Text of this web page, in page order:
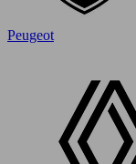
Peugeot